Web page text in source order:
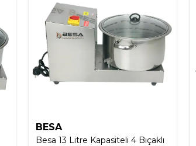
BESA
Besa 13 Litre Kapasiteli 4 Bıçaklı